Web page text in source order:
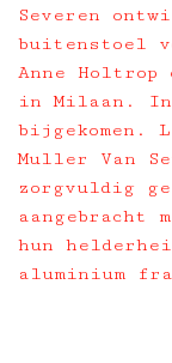
Severen
buitenstoel
Anne Holtrop
in Milaan.
bijgekomen.
Muller Van
zorgvuldig
aangebracht
hun
aluminium